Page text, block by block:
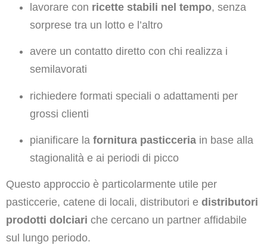
lavorare con ricette stabili nel tempo, senza
sorprese tra un lotto e l’altro
avere un contatto diretto con chi realizza i
semilavorati
richiedere formati speciali o adattamenti per
grossi clienti
pianificare la fornitura pasticceria in base alla
stagionalità e ai periodi di picco
Questo approccio è particolarmente utile per
pasticcerie, catene di locali, distributori e distributori
prodotti dolciari che cercano un partner affidabile
sul lungo periodo.